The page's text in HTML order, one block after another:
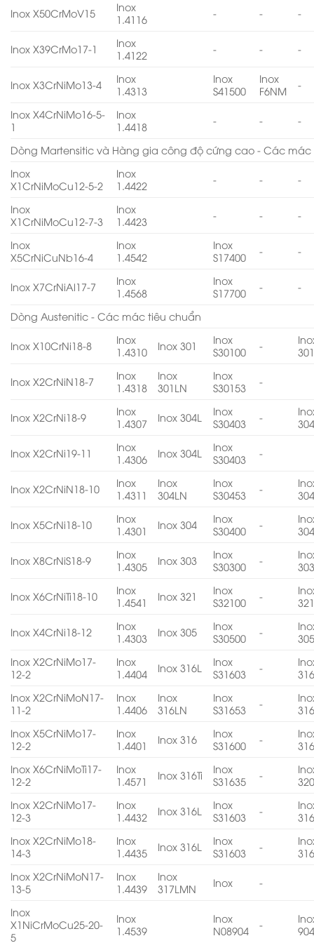
Inox X50CrMoV15
Inox
1.4116
- - -
Inox X39CrMo17-1
Inox
1.4122
- - -
Inox X3CrNiMo13-4
Inox
1.4313
Inox
S41500
Inox
F6NM
-
Inox X4CrNiMo16-5-
1
Inox
1.4418
- - -
Dòng Martensitic và Hàng gia công độ cứng cao - Các
Inox
X1CrNiMoCu12-5-2
Inox
1.4422
- - -
Inox
X1CrNiMoCu12-7-3
Inox
1.4423
- - -
Inox
X5CrNiCuNb16-4
Inox
1.4542
Inox
S17400
- -
Inox X7CrNiAl17-7
Inox
1.4568
Inox
S17700
- -
Dòng Austenitic - Các mác tiêu chuẩn
Inox X10CrNi18-8
Inox
1.4310
Inox 301
Inox
S30100
-
Inox X2CrNiN18-7
Inox
1.4318
Inox
301LN
Inox
S30153
-
Inox X2CrNi18-9
Inox
1.4307
Inox 304L
Inox
S30403
-
Inox X2CrNi19-11
Inox
1.4306
Inox 304L
Inox
S30403
-
Inox X2CrNiN18-10
Inox
1.4311
Inox
304LN
Inox
S30453
-
Inox X5CrNi18-10
Inox
1.4301
Inox 304
Inox
S30400
-
Inox X8CrNiS18-9
Inox
1.4305
Inox 303
Inox
S30300
-
Inox X6CrNiTi18-10
Inox
1.4541
Inox 321
Inox
S32100
-
Inox X4CrNi18-12
Inox
1.4303
Inox 305
Inox
S30500
-
Inox X2CrNiMo17-
12-2
Inox
1.4404
Inox 316L
Inox
S31603
-
Inox X2CrNiMoN17-
11-2
Inox
1.4406
Inox
316LN
Inox
S31653
-
Inox X5CrNiMo17-
12-2
Inox
1.4401
Inox 316
Inox
S31600
-
Inox X6CrNiMoTi17-
12-2
Inox
1.4571
Inox 316Ti
Inox
S31635
-
Inox X2CrNiMo17-
12-3
Inox
1.4432
Inox 316L
Inox
S31603
-
Inox X2CrNiMo18-
14-3
Inox
1.4435
Inox 316L
Inox
S31603
-
Inox X2CrNiMoN17-
13-5
Inox
1.4439
Inox
317LMN
Inox -
Inox
X1NiCrMoCu25-20-
5
Inox
1.4539
Inox
N08904
-